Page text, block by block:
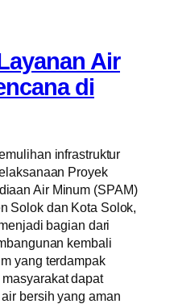
Air
di
infrastruktur
Proyek
Air Minum (SPAM)
Solok dan Kota Solok,
bagian dari
kembali
yang terdampak
dapat
bersih yang aman